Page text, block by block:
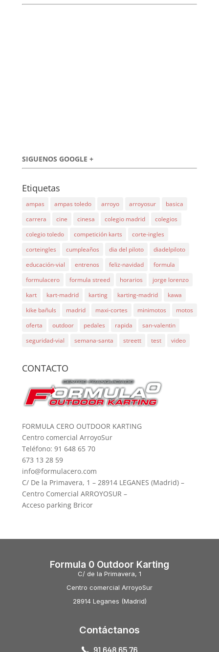
SIGUENOS GOOGLE +
Etiquetas
ampas ampas toledo arroyo arroyosur
basica
carrera
cine cinesa colegio madrid
colegios
colegio toledo
competición karts
corte-ingles
corteingles
cumpleaños dia del piloto
diadelpiloto
educación-vial
entrenos feliz-navidad
formula
formulacero
formula streed horarios
jorge lorenzo
kart
kart-madrid karting karting-madrid
kawa
kike bañuls
madrid maxi-cortes minimotos
motos
oferta
outdoor pedales rapida
san-valentin
seguridad-vial
semana-santa streett test video
CONTACTO
FORMULA CERO OUTDOOR KARTING
Centro comercial ArroyoSur
Teléfono: 91 648 65 70
673 13 28 59
info@formulacero.com
C/ De la Primavera, 1 – 28914 LEGANES (Madrid) –
Centro Comercial ARROYOSUR –
Acceso parking Bricor
Formula 0 Outdoor Karting
C/ de la Primavera, 1
Centro comercial ArroyoSur
28914 Leganes (Madrid)
Contáctanos